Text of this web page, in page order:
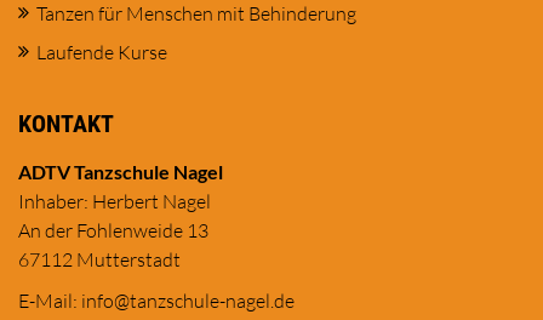
Tanzen für Menschen mit Behinderung
Laufende Kurse
KONTAKT
ADTV Tanzschule Nagel
Inhaber: Herbert Nagel
An der Fohlenweide 13
67112 Mutterstadt
E-Mail: info@tanzschule-nagel.de